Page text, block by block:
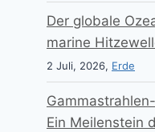
Der globale
marine
2 Juli, 2026, Erde
Ein Meilenstein